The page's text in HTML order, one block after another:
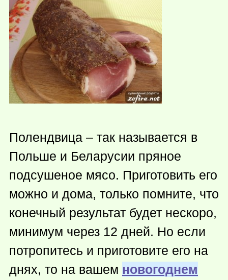
Полендвица – так называется в
Польше и Беларусии пряное
подсушеное мясо. Приготовить его
можно и дома, только помните, что
конечный результат будет нескоро,
минимум через 12 дней. Но если
потропитесь и приготовите его на
днях, то на вашем новогоднем